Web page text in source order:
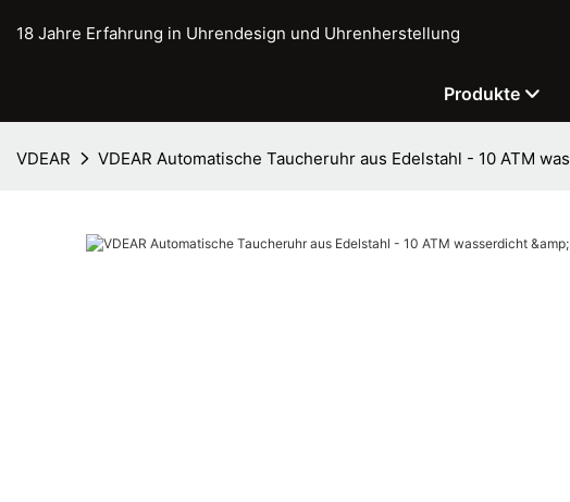
18 Jahre Erfahrung in Uhrendesign und Uhrenherstellung
Produkte
VDEAR VDEAR Automatische Taucheruhr aus Edelstahl - 10 ATM